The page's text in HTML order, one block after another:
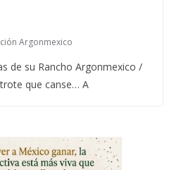
Argonmexico
de su Rancho Argonmexico /
que canse… A